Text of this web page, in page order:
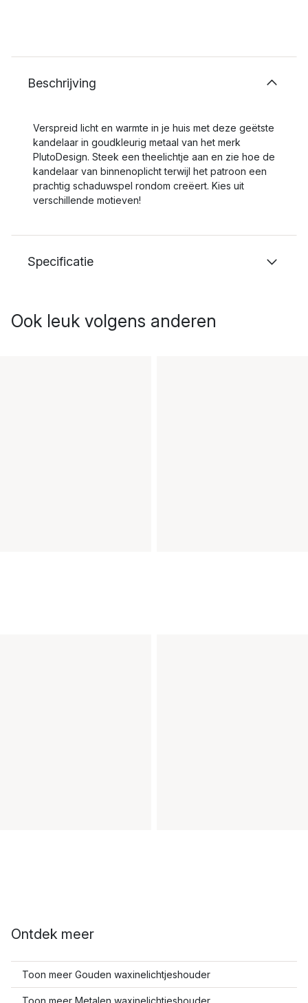
Beschrijving
Verspreid licht en warmte in je huis met deze geëtste
kandelaar in goudkleurig metaal van het merk
PlutoDesign. Steek een theelichtje aan en zie hoe de
kandelaar van binnenoplicht terwijl het patroon een
prachtig schaduwspel rondom creëert. Kies uit
verschillende motieven!
Specificatie
Ook leuk volgens anderen
Ontdek meer
Toon meer Gouden waxinelichtjeshouder
Toon meer Metalen waxinelichtjeshouder